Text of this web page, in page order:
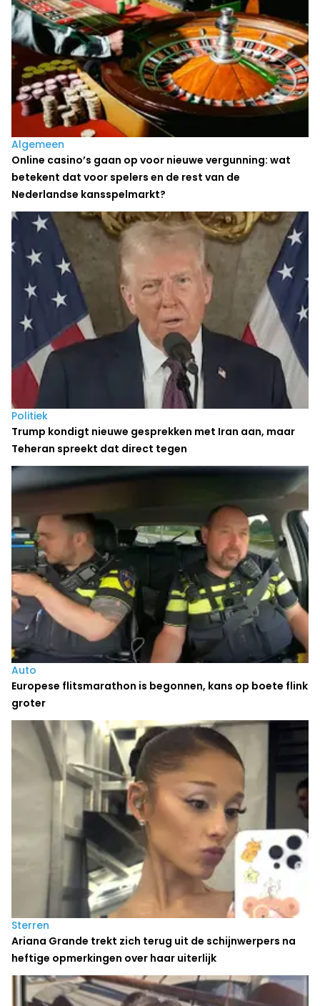
Algemeen
Online casino’s gaan op voor nieuwe vergunning: wat
betekent dat voor spelers en de rest van de
Nederlandse kansspelmarkt?
Politiek
Trump kondigt nieuwe gesprekken met Iran aan, maar
Teheran spreekt dat direct tegen
Auto
Europese flitsmarathon is begonnen, kans op boete flink
groter
Sterren
Ariana Grande trekt zich terug uit de schijnwerpers na
heftige opmerkingen over haar uiterlijk